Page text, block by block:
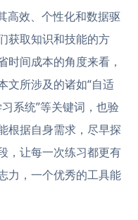
高效、个性化和数据驱
获取知识和技能的方
时间成本的角度来看，
文所涉及的诸如“自适
系统”等关键词，也验
根据自身需求，尽早探
，让每一次练习都更有
力，一个优秀的工具能